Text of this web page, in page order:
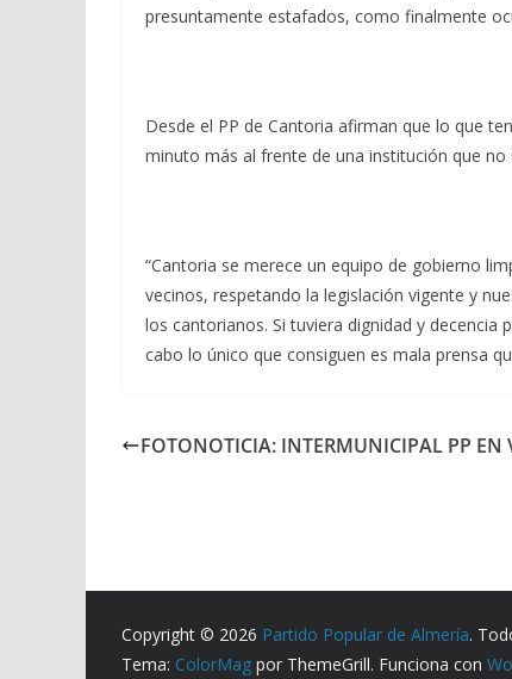
presuntamente estafados, como finalmente
Desde el PP de Cantoria afirman que lo que
minuto más al frente de una institución que
“Cantoria se merece un equipo de gobierno
vecinos, respetando la legislación vigente y
los cantorianos. Si tuviera dignidad y
cabo lo único que consiguen es mala prensa
FOTONOTICIA: INTERMUNICIPAL PP EN
Copyright © 2026 Partido Popular de Almería.
Tema: ColorMag por ThemeGrill. Funciona con